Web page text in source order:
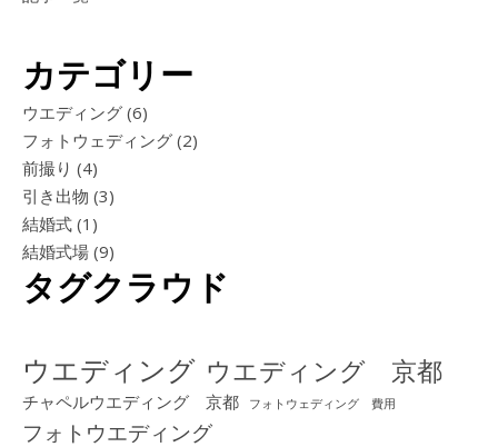
カテゴリー
ウエディング (6)
フォトウェディング (2)
前撮り (4)
引き出物 (3)
結婚式 (1)
結婚式場 (9)
タグクラウド
ウエディング ウエディング 京都
チャペルウエディング 京都 フォトウェディング 費用
フォトウエディング